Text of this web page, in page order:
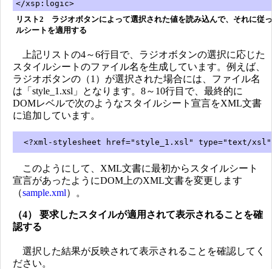
</xsp:logic>
リスト2 ラジオボタンによって選択された値を読み込んで、それに従
ルシートを適用する
上記リストの4～6行目で、ラジオボタンの選択に応じた
スタイルシートのファイル名を生成しています。例えば、
ラジオボタンの（1）が選択された場合には、ファイル名
は「style_1.xsl」となります。8～10行目で、最終的に
DOMレベルで次のようなスタイルシート宣言をXML文書
に追加しています。
<?xml-stylesheet href="style_1.xsl" type="text/
このようにして、XML文書に最初からスタイルシート
宣言があったようにDOM上のXML文書を変更します
（sample.xml）。
（4） 要求したスタイルが適用されて表示されることを確
認する
選択した結果が反映されて表示されることを確認してく
ださい。